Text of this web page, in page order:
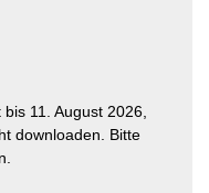
11. August 2026,
downloaden. Bitte